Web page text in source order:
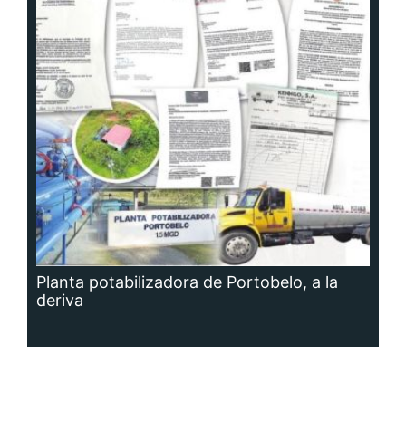
Planta potabilizadora de Portobelo, a la
deriva